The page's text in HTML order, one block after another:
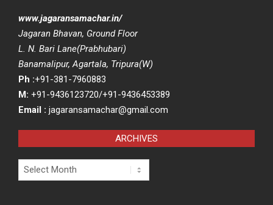
www.jagaransamachar.in/
Jagaran Bhavan, Ground Floor
L. N. Bari Lane(Prabhubari)
Banamalipur, Agartala, Tripura(W)
Ph :+91-381-7960883
M: +91-9436123720/+91-9436453389
Email : jagaransamachar@gmail.com
ARCHIVES
Archives